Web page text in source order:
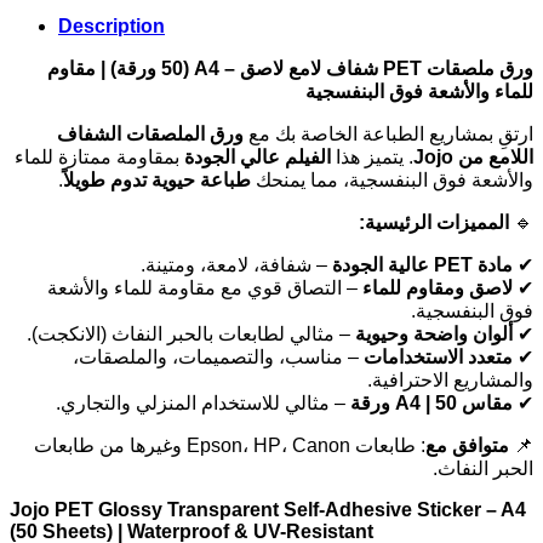
Description
ورق ملصقات PET شفاف لامع لاصق – A4 (50 ورقة) | مقاوم
للماء والأشعة فوق البنفسجية
ارتقِ بمشاريع الطباعة الخاصة بك مع ورق الملصقات الشفاف
اللامع من Jojo
. يتميز هذا الفيلم عالي الجودة بمقاومة ممتازة للماء
والأشعة فوق البنفسجية، مما يمنحك طباعة حيوية تدوم طويلاً.
🔹 المميزات الرئيسية:
✔ مادة PET عالية الجودة
– شفافة، لامعة، ومتينة.
✔ لاصق ومقاوم للماء – التصاق قوي مع مقاومة للماء والأشعة
فوق البنفسجية.
✔
ألوان واضحة وحيوية – مثالي لطابعات بالحبر النفاث (الانكجت).
✔ متعدد الاستخدامات – مناسب، والتصميمات، والملصقات،
والمشاريع الاحترافية.
✔ مقاس A4 | 50 ورقة – مثالي للاستخدام المنزلي والتجاري.
📌 متوافق مع
: طابعات Epson، HP، Canon وغيرها من طابعات
الحبر النفاث.
Jojo PET Glossy Transparent Self-Adhesive Sticker – A4
(50 Sheets) | Waterproof & UV-Resistant